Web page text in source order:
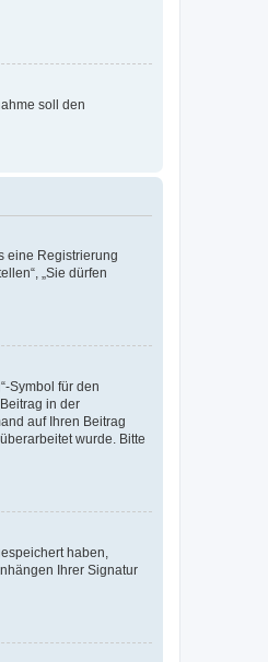
soll den
eine Registrierung
„Sie dürfen
Symbol für den
in der
auf Ihren Beitrag
wurde. Bitte
haben,
Ihrer Signatur